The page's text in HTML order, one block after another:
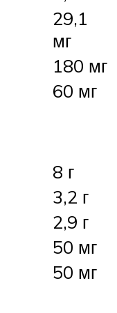
29,1
мг
180 мг
60 мг
8 г
3,2 г
2,9 г
50 мг
50 мг